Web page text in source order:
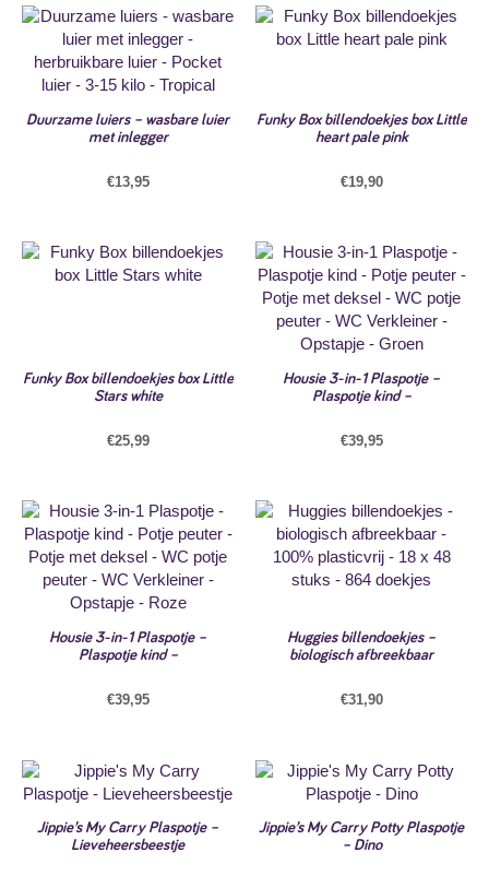
Duurzame luiers – wasbare luier
met inlegger
€13,95
Funky Box billendoekjes box Little
heart pale pink
€19,90
Funky Box billendoekjes box Little
Stars white
€25,99
Housie 3-in-1 Plaspotje –
Plaspotje kind –
€39,95
Housie 3-in-1 Plaspotje –
Plaspotje kind –
€39,95
Huggies billendoekjes –
biologisch afbreekbaar
€31,90
Jippie’s My Carry Plaspotje –
Lieveheersbeestje
Jippie’s My Carry Potty Plaspotje
– Dino